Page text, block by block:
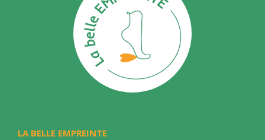
LA BELLE EMPREINTE